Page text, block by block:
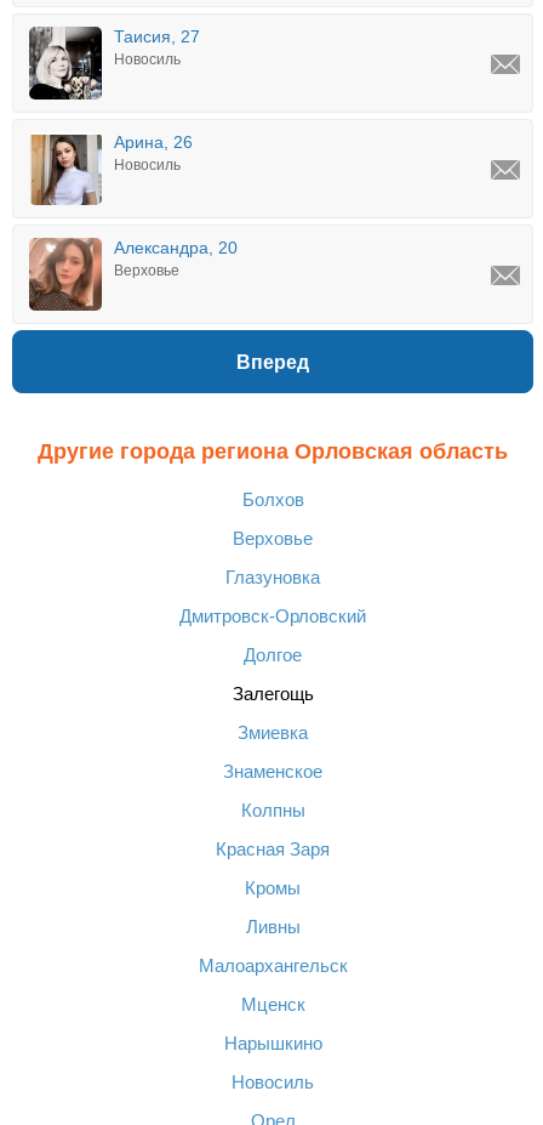
Таисия, 27
Новосиль
Арина, 26
Новосиль
Александра, 20
Верховье
Вперед
Другие города региона Орловская область
Болхов
Верховье
Глазуновка
Дмитровск-Орловский
Долгое
Залегощь
Змиевка
Знаменское
Колпны
Красная Заря
Кромы
Ливны
Малоархангельск
Мценск
Нарышкино
Новосиль
Орел